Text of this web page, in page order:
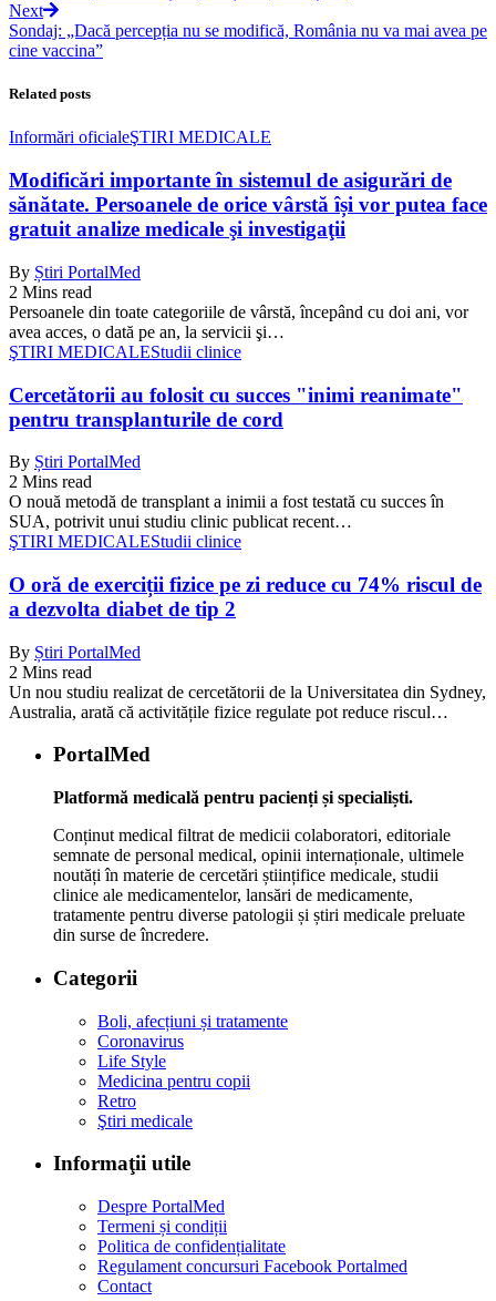
Next
Sondaj: „Dacă percepția nu se modifică, România nu va mai avea pe
cine vaccina”
Related posts
Informări oficialeŞTIRI MEDICALE
Modificări importante în sistemul de asigurări de
sănătate. Persoanele de orice vârstă își vor putea face
gratuit analize medicale şi investigaţii
By Știri PortalMed
2 Mins read
Persoanele din toate categoriile de vârstă, începând cu doi ani, vor
avea acces, o dată pe an, la servicii şi…
ŞTIRI MEDICALEStudii clinice
Cercetătorii au folosit cu succes "inimi reanimate"
pentru transplanturile de cord
By Știri PortalMed
2 Mins read
O nouă metodă de transplant a inimii a fost testată cu succes în
SUA, potrivit unui studiu clinic publicat recent…
ŞTIRI MEDICALEStudii clinice
O oră de exerciții fizice pe zi reduce cu 74% riscul de
a dezvolta diabet de tip 2
By Știri PortalMed
2 Mins read
Un nou studiu realizat de cercetătorii de la Universitatea din Sydney,
Australia, arată că activitățile fizice regulate pot reduce riscul…
PortalMed
Platformă medicală pentru pacienți și specialiști.
Conținut medical filtrat de medicii colaboratori, editoriale
semnate de personal medical, opinii internaționale, ultimele
noutăți în materie de cercetări științifice medicale, studii
clinice ale medicamentelor, lansări de medicamente,
tratamente pentru diverse patologii și știri medicale preluate
din surse de încredere.
Categorii
Boli, afecțiuni și tratamente
Coronavirus
Life Style
Medicina pentru copii
Retro
Ştiri medicale
Informaţii utile
Despre PortalMed
Termeni și condiții
Politica de confidențialitate
Regulament concursuri Facebook Portalmed
Contact